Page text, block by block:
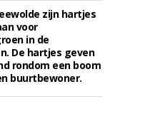
zijn hartjes
voor
in de
De hartjes geven
rondom een boom
buurtbewoner.